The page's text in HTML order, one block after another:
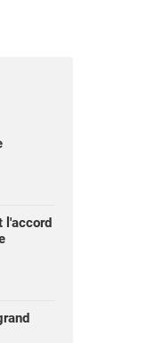
l'accord